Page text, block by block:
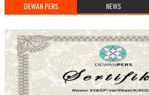
DEWAN PERS NEWS